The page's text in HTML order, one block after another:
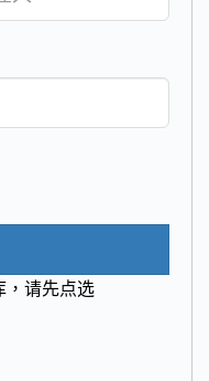
，请先点选